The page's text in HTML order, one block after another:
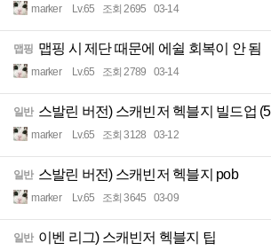
marker Lv.65 조회 2695 03-14
맵핑 맵핑 시 제단 때문에 에쉴 회복이 안 됨
marker Lv.65 조회 2789 03-14
일반 스발린 버전) 스캐빈저 헥블지 빌드업
marker Lv.65 조회 3128 03-12
일반 스발린 버전) 스캐빈저 헥블지 pob
marker Lv.65 조회 3645 03-09
일반 이벤 리그) 스캐빈저 헥블지 팁